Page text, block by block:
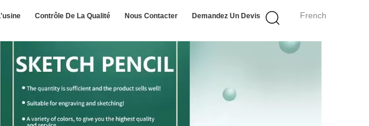
French
Contrôle De La Qualité Nous Contacter Demandez Un Devis